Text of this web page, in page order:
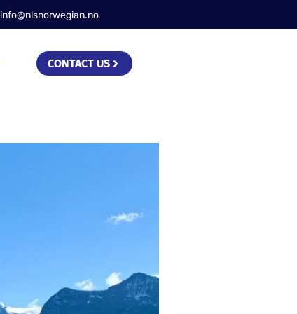
info@nlsnorwegian.no
CONTACT US